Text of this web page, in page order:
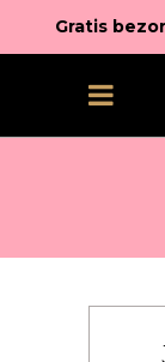
Gratis